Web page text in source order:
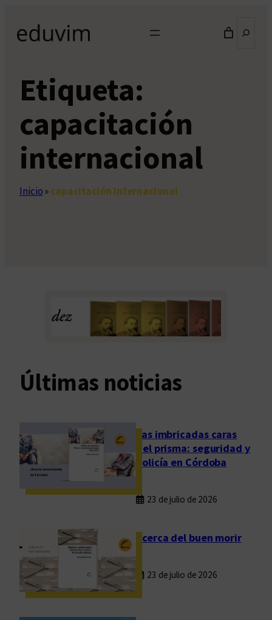
contenido
Etiqueta:
capacitación
internacional
Inicio»capacitación internacional
Últimas noticias
Las imbricadas caras
del prisma: seguridad y
policía en Córdoba
23 de julio de 2026
Acerca del buen morir
23 de julio de 2026